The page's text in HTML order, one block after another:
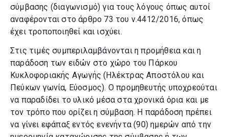
σύμβασης (διαγωνισμό) για τους λόγους όπως αυτοί
αναφέρονται στο άρθρο 73 του ν.4412/2016, όπως
έχει τροποποιηθεί και ισχύει.
Στις τιμές συμπεριλαμβάνονται η προμήθεια και η
παράδοση των ειδών στο χώρο του Πάρκου
Κυκλοφοριακής Αγωγής (Ηλέκτρας Αποστόλου και
Πεύκων γωνία, Εύοσμος). O προμηθευτής υποχρεούται
να παραδίδει το υλικό μέσα στα χρονικά όρια και με
τον τρόπο που ορίζει η σύμβαση. Η παράδοση πρέπει
να γίνει εφάπαξ εντός ενενήντα (90) ημερών από την